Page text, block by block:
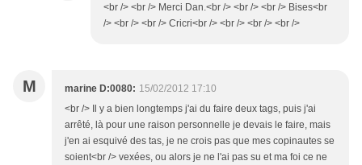
<br /> <br /> Merci Dan.<br /> <br /> <br /> Bises<br
/> <br /> <br /> Cricri<br /> <br /> <br /> <br />
M marine D:0080: 15/02/2012 17:10
<br /> Il y a bien longtemps j'ai du faire deux tags, puis j'ai
arrêté, là pour une raison personnelle je devais le faire, mais
j'en ai esquivé des tas, je ne crois pas que mes copinautes se
soient<br /> vexées, ou alors je ne l'ai pas su et ma foi ce ne